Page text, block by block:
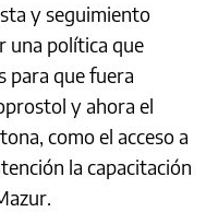
y seguimiento
una política que
para que fuera
y ahora el
como el acceso a
la capacitación